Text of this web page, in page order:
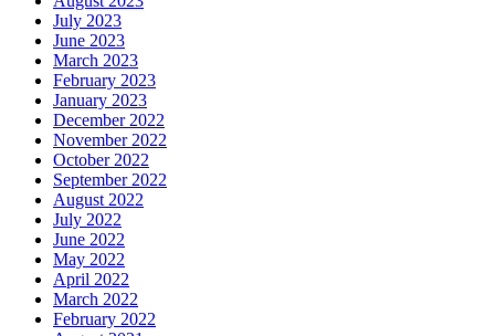
July 2023
June 2023
March 2023
February 2023
January 2023
December 2022
November 2022
October 2022
September 2022
August 2022
July 2022
June 2022
May 2022
April 2022
March 2022
February 2022